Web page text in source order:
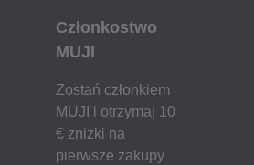
Członkostwo
MUJI
Zostań członkiem
MUJI i otrzymaj 10
€ zniżki na
pierwsze zakupy